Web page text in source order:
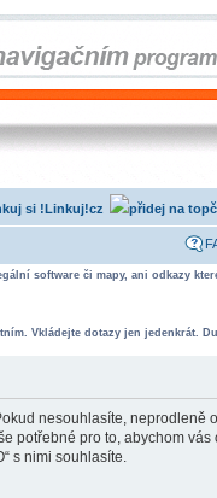
Linkuj!cz
software či mapy, ani odkazy
Vkládejte dotazy jen jedenkrát.
nesouhlasíte,
potřebné pro to, abychom
s nimi souhlasíte.